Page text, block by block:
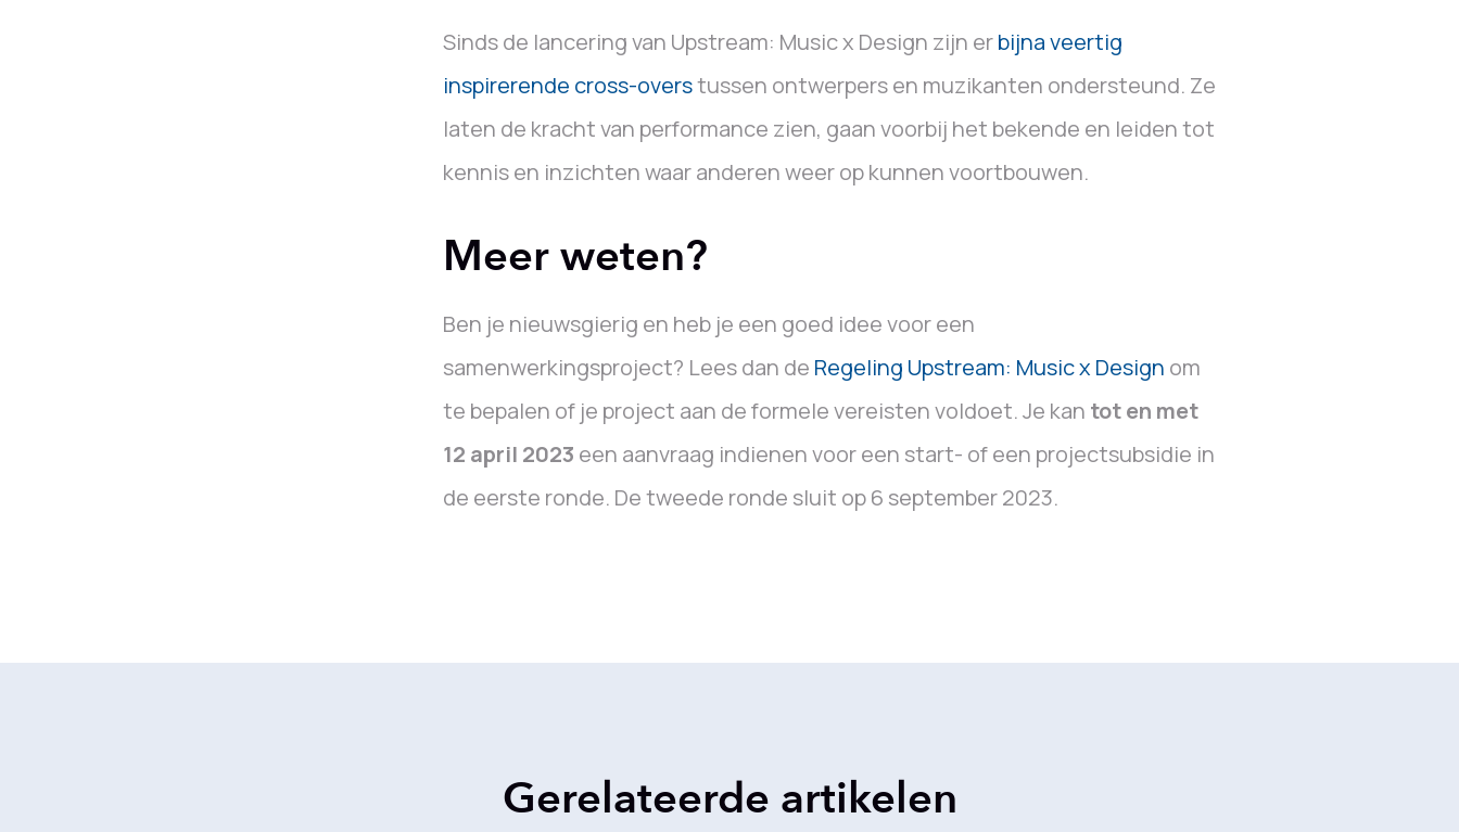
Sinds de lancering van Upstream: Music x Design zijn erbijna veertig
inspirerende cross-overstussen ontwerpers en muzikanten ondersteund. Ze
laten de kracht van performance zien, gaan voorbij het bekende en leiden tot
kennis en inzichten waar anderen weer op kunnen voortbouwen.
Meer weten?
Ben je nieuwsgierig en heb je een goed idee voor een
samenwerkingsproject? Lees dan de Regeling Upstream: Music x Design om
te bepalen of je project aan de formele vereisten voldoet. Je kan tot en met
12 april 2023 een aanvraag indienen voor een start- of een projectsubsidie in
de eerste ronde. De tweede ronde sluit op 6 september 2023.
Gerelateerde artikelen